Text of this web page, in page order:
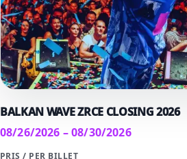
BALKAN WAVE ZRCE CLOSING 2026
08/26/2026 – 08/30/2026
PRIS / PER BILLET